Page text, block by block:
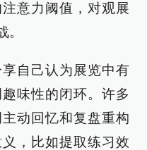
意力阈值，对观展
自己认为展览中有
味性的闭环。许多
动回忆和复盘重构
，比如提取练习效